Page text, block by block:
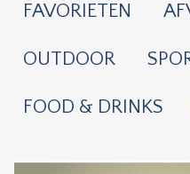
FAVORIETEN
OUTDOOR
FOOD & DRINKS